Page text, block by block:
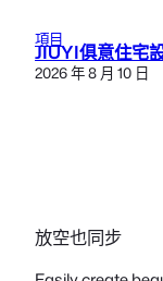
項目
JIUYI俱意住宅
2026 年 8 月 10 日
放空也同步